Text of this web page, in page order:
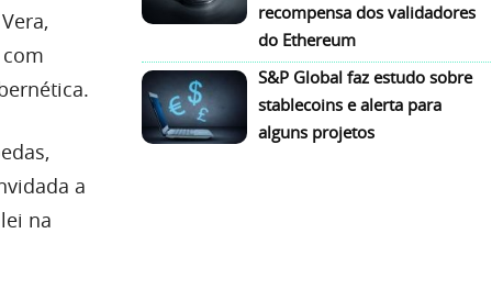
a
na
recompensa dos validadores
do Ethereum
S&P Global faz estudo sobre
stablecoins e alerta para
alguns projetos